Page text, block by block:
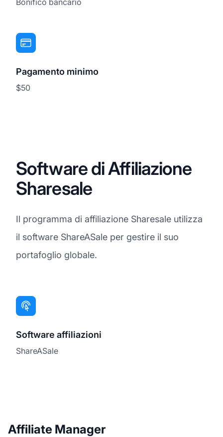
Pagamento minimo
$50
Software di Affiliazione
Sharesale
Il programma di affiliazione Sharesale utilizza
il software ShareASale per gestire il suo
portafoglio globale.
Software affiliazioni
ShareASale
Affiliate Manager